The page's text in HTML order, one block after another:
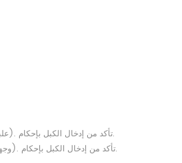
● أدخل موصل "HDMI Source" ذو الغلاف الفضي للكابل مباشرةً في منفذ إخراج HDMI لمصدر الفيديو (DVD ، Blu-ray ، علبة الألعاب ، إلخ). تأكد من إدخال الكبل بإحكام.
● أدخل واجهة "عرض HDMI" ذات الغلاف الأسود للكابل في منفذ إدخال HDMI للشاشة (HDTV ، وشاشة LCD ، وجهاز الإسقاط ، وما إلى ذلك). تأكد من إدخال الكبل بإحكام.